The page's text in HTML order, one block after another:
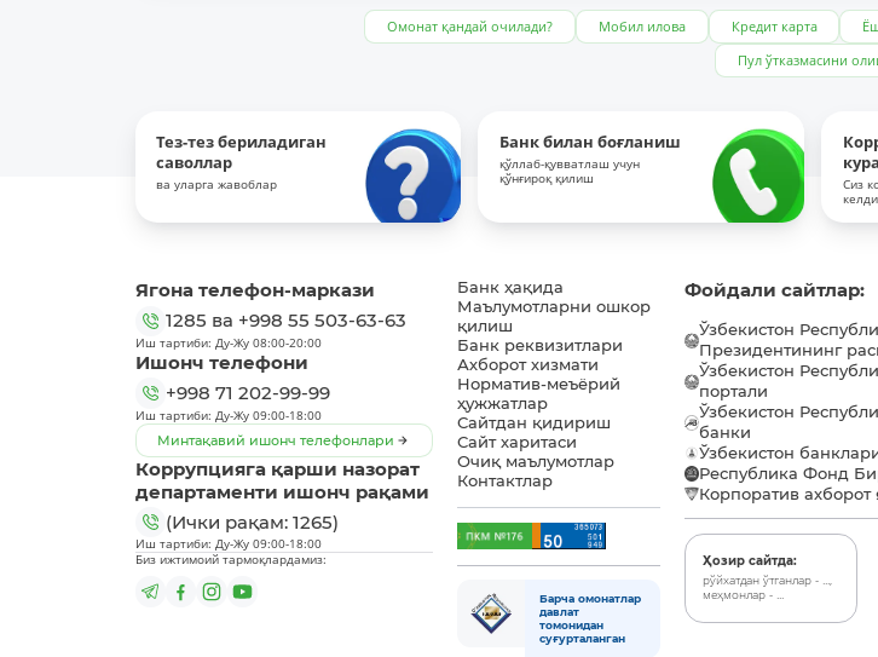
Омонат қандай очилади? Мобил илова Кредит карта
Пул ўтказмасини
Тез-тез бериладиган
саволлар
ва уларга жавоблар
Банк билан боғланиш
қўллаб-қувватлаш учун
қўнғироқ қилиш
Сиз
Ягона телефон-маркази
1285 ва +998 55 503-63-63
Иш тартиби: Ду-Жу 08:00-20:00
Ишонч телефони
+998 71 202-99-99
Иш тартиби: Ду-Жу 09:00-18:00
Минтақавий ишонч телефонлари
Коррупцияга қарши назорат
департаменти ишонч рақами
(Ички рақам: 1265)
Иш тартиби: Ду-Жу 09:00-18:00
Биз ижтимоий тармоқлардамиз:
Банк ҳақида
Маълумотларни ошкор
қилиш
Банк реквизитлари
Ахборот хизмати
Норматив-меъёрий
ҳужжатлар
Сайтдан қидириш
Сайт харитаси
Очиқ маълумотлар
Контактлар
Барча омонатлар
давлат
томонидан
суғурталанган
Фойдали сайтлар:
Ўзбекистон
Президентининг
Ўзбекистон
портали
Ўзбекистон
банки
Ўзбекистон
Республика Фонд
Корпоратив ахборот
Ҳозир сайтда:
рўйхатдан ўтганлар - ...,
меҳмонлар - ...